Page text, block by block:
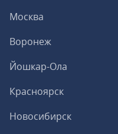
Москва
Воронеж
Йошкар-Ола
Красноярск
Новосибирск